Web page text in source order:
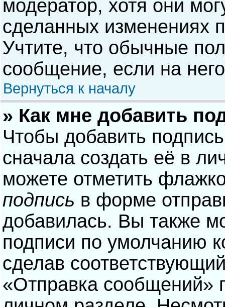
модератор, хотя они
сделанных изменениях
Учтите, что обычные
сообщение, если на
Вернуться к началу
» Как мне добавить
Чтобы добавить
сначала создать её в
можете отметить
подпись в форме
добавилась. Вы также
подписи по умолчанию
сделав
«Отправка сообщений»